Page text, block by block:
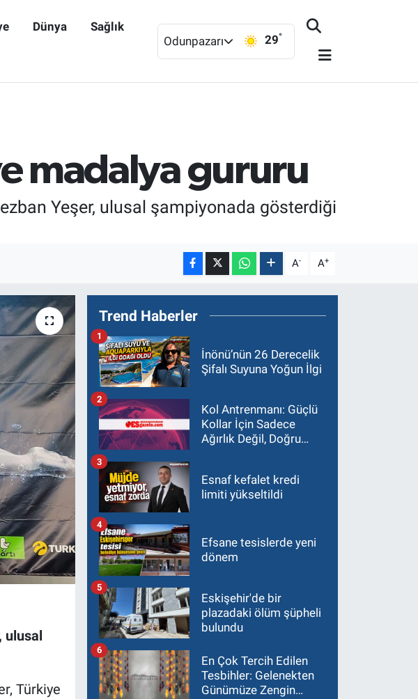
Dünya Sağlık
Odunpazarı 29°
madalya gururu
Yeşer, ulusal şampiyonada gösterdiği
A- A+
Türkiye
Trend Haberler
İnönü’nün 26 Derecelik
Şifalı Suyuna Yoğun İlgi
1
Kol Antrenmanı: Güçlü
Kollar İçin Sadece
Ağırlık Değil, Doğru
2
Esnaf kefalet kredi
limiti yükseltildi
3
Efsane tesislerde yeni
dönem
4
Eskişehir'de bir
plazadaki ölüm şüpheli
bulundu
5
En Çok Tercih Edilen
Tesbihler: Gelenekten
Günümüze Zengin
6